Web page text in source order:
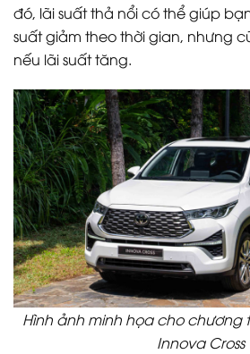
đó, lãi suất thả nổi có thể giúp
suất giảm theo thời gian, nhưng
nếu lãi suất tăng.
Hình ảnh minh họa cho chương
Innova Cross